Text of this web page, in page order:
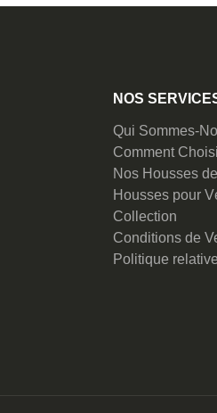
NOS
Qui Sommes-
Comment
Nos Housses
Housses pour
Collection
Conditions de
Politique